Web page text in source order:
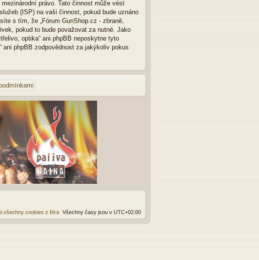
právo. Tato činnost může vést
(ISP) na vaši činnost, pokud bude uznáno
s tím, že „Fórum GunShop.cz - zbraně,
pokud to bude považovat za nutné. Jako
optika“ ani phpBB neposkytne tyto
ani phpBB zodpovědnost za jakýkoliv pokus
Všechny časy jsou v UTC+02:00
všechny cookies z fóra